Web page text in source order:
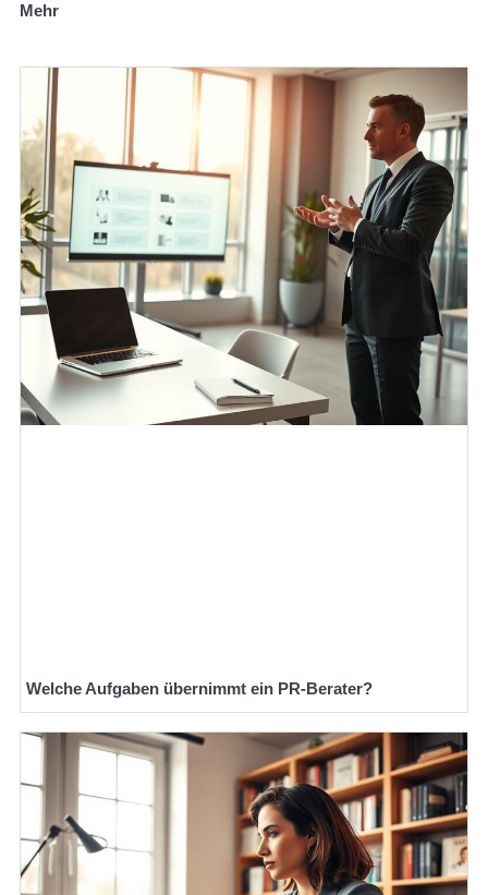
Mehr
Welche Aufgaben übernimmt ein PR-Berater?